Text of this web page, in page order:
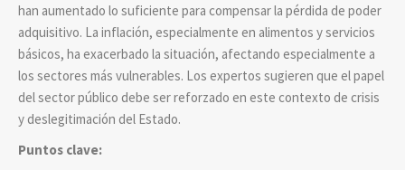
han aumentado lo suficiente para compensar la pérdida de poder
adquisitivo. La inflación, especialmente en alimentos y servicios
básicos, ha exacerbado la situación, afectando especialmente a
los sectores más vulnerables. Los expertos sugieren que el papel
del sector público debe ser reforzado en este contexto de crisis
y deslegitimación del Estado.
Puntos clave: